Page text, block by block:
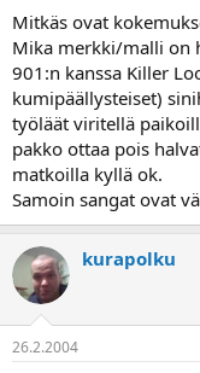
u
n
a
l
o
t
t
a
j
a
i
v
ä
Mitkäs ovat
Mika merkki/malli on
901:n kanssa Killer
kumipäällysteiset)
työläät viritellä
pakko ottaa pois
matkoilla kyllä ok.
Samoin sangat ovat
kurapolku
26.2.2004